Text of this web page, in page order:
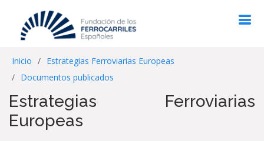
Inicio
Estrategias Ferroviarias Europeas
Documentos publicados
Estrategias Ferroviarias
Europeas